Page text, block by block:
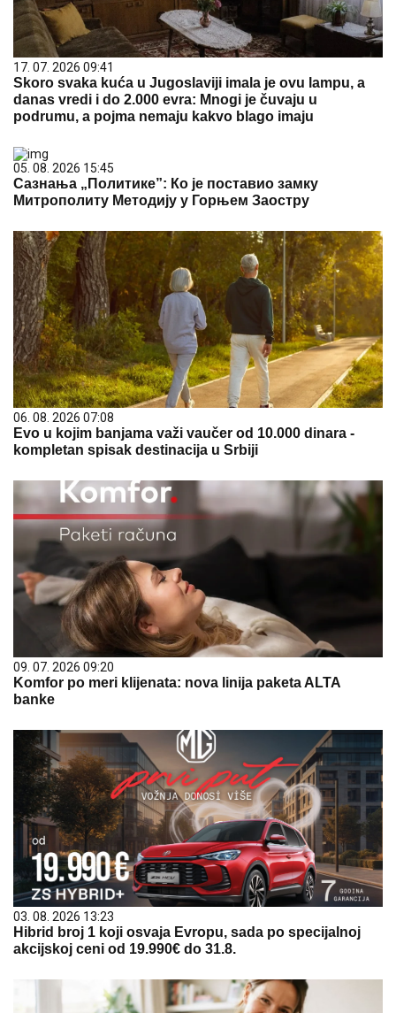
17. 07. 2026 09:41
Skoro svaka kuća u Jugoslaviji imala je ovu lampu, a
danas vredi i do 2.000 evra: Mnogi je čuvaju u
podrumu, a pojma nemaju kakvo blago imaju
05. 08. 2026 15:45
Сазнања „Политике”: Ко је поставио замку
Митрополиту Методију у Горњем Заостру
06. 08. 2026 07:08
Evo u kojim banjama važi vaučer od 10.000 dinara -
kompletan spisak destinacija u Srbiji
09. 07. 2026 09:20
Komfor po meri klijenata: nova linija paketa ALTA
banke
03. 08. 2026 13:23
Hibrid broj 1 koji osvaja Evropu, sada po specijalnoj
akcijskoj ceni od 19.990€ do 31.8.